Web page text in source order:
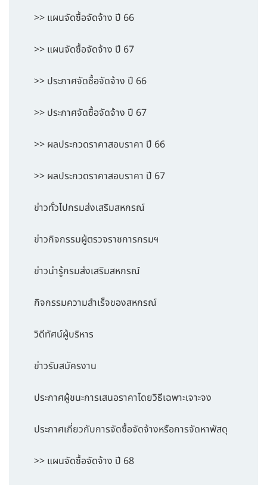
>> แผนจัดซื้อจัดจ้าง ปี 66
>> แผนจัดซื้อจัดจ้าง ปี 67
>> ประกาศจัดซื้อจัดจ้าง ปี 66
>> ประกาศจัดซื้อจัดจ้าง ปี 67
>> ผลประกวดราคาสอบราคา ปี 66
>> ผลประกวดราคาสอบราคา ปี 67
ข่าวทั่วไปกรมส่งเสริมสหกรณ์
ข่าวกิจกรรมผู้ตรวจราชการกรมฯ
ข่าวน่ารู้กรมส่งเสริมสหกรณ์
กิจกรรมความสำเร็จของสหกรณ์
วิดีทัศน์ผู้บริหาร
ข่าวรับสมัครงาน
ประกาศผู้ชนะการเสนอราคาโดยวิธีเฉพาะเจาะจง
ประกาศเกี่ยวกับการจัดซื้อจัดจ้างหรือการจัดหาพัสดุ
>> แผนจัดซื้อจัดจ้าง ปี 68